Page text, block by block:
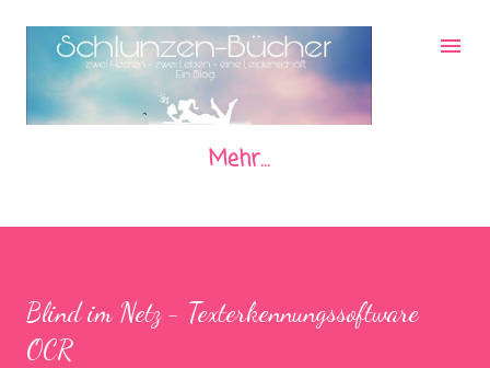
Direkt zum Hauptbereich
Mehr…
Blind im Netz - Texterkennungssoftware
OCR